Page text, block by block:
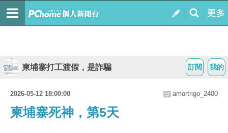
我的
訂閱
柬埔寨打工渡假，是詐騙
2026-05-12 18:00:00 amortrigo_2400
柬埔寨死神，第5天